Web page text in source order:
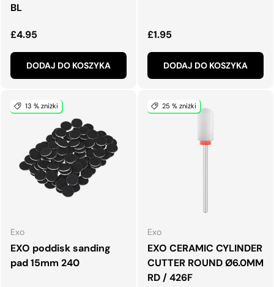
BL
Normalna cena
£4.95
DODAJ DO KOSZYKA
Normalna cena
£1.95
DODAJ DO KOSZYKA
13 % zniżki
Exo
EXO poddisk sanding
pad 15mm 240
25 % zniżki
Exo
EXO CERAMIC CYLINDER
CUTTER ROUND Ø6.0MM
RD / 426F